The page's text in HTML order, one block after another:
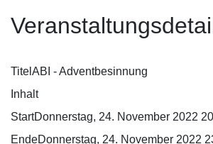
Titel ABI - Adventbesinnung
Inhalt
StartDonnerstag, 24. November 2022
EndeDonnerstag, 24. November 2022